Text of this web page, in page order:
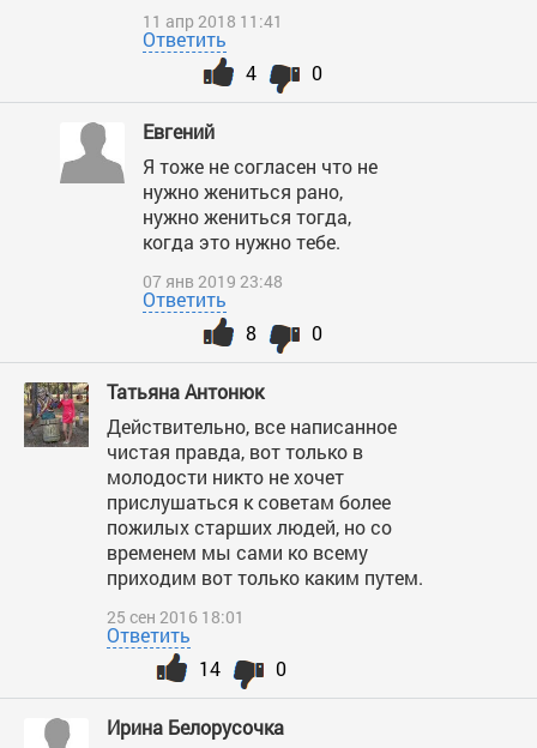
11 апр 2018 11:41
Ответить
0
4
Евгений
Я тоже не согласен что не
нужно жениться рано,
нужно жениться тогда,
когда это нужно тебе.
07 янв 2019 23:48
Ответить
0
8
Татьяна Антонюк
Действительно, все написанное
чистая правда, вот только в
молодости никто не хочет
прислушаться к советам более
пожилых старших людей, но со
временем мы сами ко всему
приходим вот только каким путем.
25 сен 2016 18:01
Ответить
0
14
Ирина Белорусочка